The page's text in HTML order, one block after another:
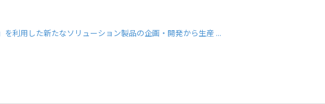
利用した新たなソリューション製品の企画・開発から生産 ...